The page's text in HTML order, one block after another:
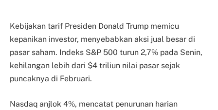
Kebijakan tarif Presiden Donald Trump memicu
kepanikan investor, menyebabkan aksi jual besar di
pasar saham. Indeks S&P 500 turun 2,7% pada Senin,
kehilangan lebih dari $4 triliun nilai pasar sejak
puncaknya di Februari.
Nasdaq anjlok 4%, mencatat penurunan harian